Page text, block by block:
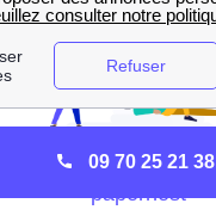
09 70 25 21 38